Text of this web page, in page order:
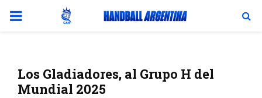
PRIMARY
Los Gladiadores, al Grupo H del
Mundial 2025